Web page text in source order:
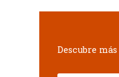
Descubre